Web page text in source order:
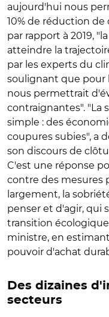
aujourd'hui nous
10% de réduction
par rapport à 2019,
atteindre la
par les experts du
soulignant que pour
nous permettrait
contraignantes". "La
simple : des
coupures subies", a
son discours de
C'est une réponse
contre des mesures
largement, la
penser et d'agir, qui
transition
ministre, en
pouvoir d'achat
Des dizaines
secteurs